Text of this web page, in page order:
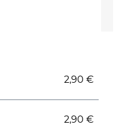
2,90 €
2,90 €